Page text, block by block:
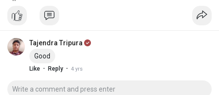
Tajendra Tripura
Good
Like · Reply · 4 yrs